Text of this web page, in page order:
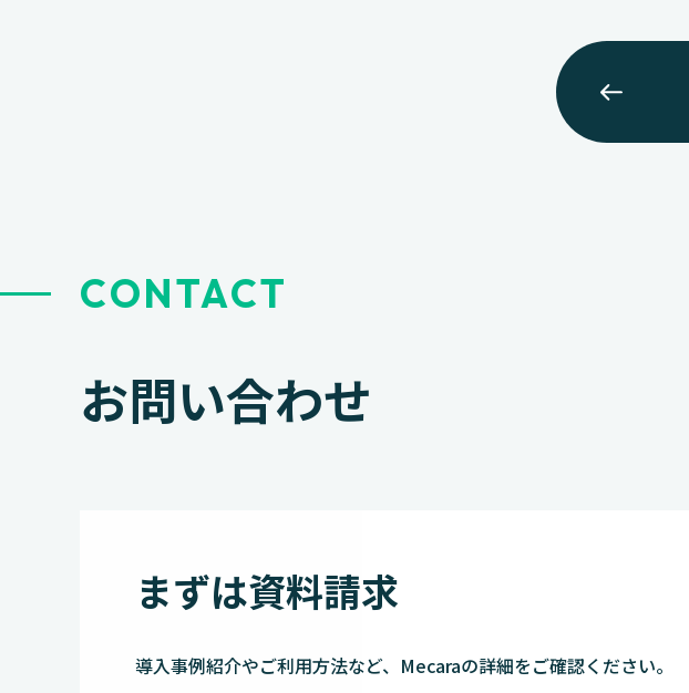
CONTACT
お問い合わせ
まずは資料請求
導入事例紹介やご利用方法など、Mecaraの詳細をご確認ください。